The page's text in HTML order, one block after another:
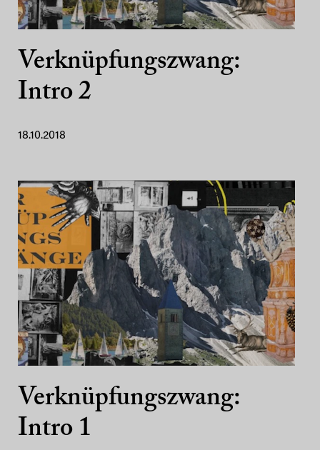
Verknüpfungszwang:
Intro 2
18.10.2018
Verknüpfungszwang:
Intro 1